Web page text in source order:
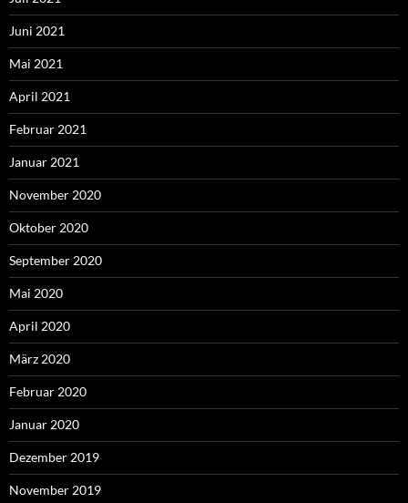
Juni 2021
Mai 2021
April 2021
Februar 2021
Januar 2021
November 2020
Oktober 2020
September 2020
Mai 2020
April 2020
März 2020
Februar 2020
Januar 2020
Dezember 2019
November 2019